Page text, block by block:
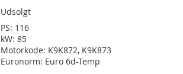
Udsolgt
PS: 116
kW: 85
Motorkode: K9K872, K9K873
Euronorm: Euro 6d-Temp